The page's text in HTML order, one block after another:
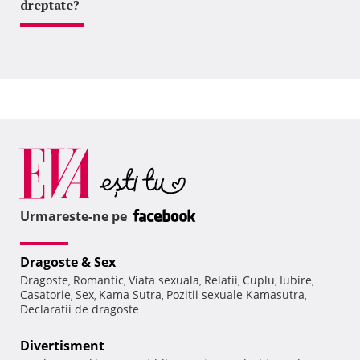
dreptate?
Urmareste-ne pe
Dragoste & Sex
Dragoste, Romantic, Viata sexuala, Relatii, Cuplu, Iubire,
Casatorie, Sex, Kama Sutra, Pozitii sexuale Kamasutra,
Declaratii de dragoste
Divertisment